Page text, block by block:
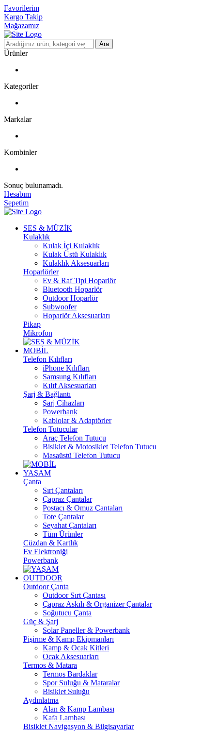
Favorilerim
Kargo Takip
Mağazamız
Ara
Ürünler
Kategoriler
Markalar
Kombinler
Sonuç bulunamadı.
Hesabım
Sepetim
SES & MÜZİK
Kulaklık
Kulak İçi Kulaklık
Kulak Üstü Kulaklık
Kulaklık Aksesuarları
Hoparlörler
Ev & Raf Tipi Hoparlör
Bluetooth Hoparlör
Outdoor Hoparlör
Subwoofer
Hoparlör Aksesuarları
Pikap
Mikrofon
MOBİL
Telefon Kılıfları
iPhone Kılıfları
Samsung Kılıfları
Kılıf Aksesuarları
Şarj & Bağlantı
Şarj Cihazları
Powerbank
Kablolar & Adaptörler
Telefon Tutucular
Araç Telefon Tutucu
Bisiklet & Motosiklet Telefon Tutucu
Masaüstü Telefon Tutucu
YAŞAM
Çanta
Sırt Çantaları
Çapraz Çantalar
Postacı & Omuz Çantaları
Tote Çantalar
Seyahat Çantaları
Tüm Ürünler
Cüzdan & Kartlık
Ev Elektroniği
Powerbank
OUTDOOR
Outdoor Çanta
Outdoor Sırt Çantası
Çapraz Askılı & Organizer Çantalar
Soğutucu Çanta
Güç & Şarj
Solar Paneller & Powerbank
Pişirme & Kamp Ekipmanları
Kamp & Ocak Kitleri
Ocak Aksesuarları
Termos & Matara
Termos Bardaklar
Spor Suluğu & Mataralar
Bisiklet Suluğu
Aydınlatma
Alan & Kamp Lambası
Kafa Lambası
Bisiklet Navigasyon & Bilgisayarlar